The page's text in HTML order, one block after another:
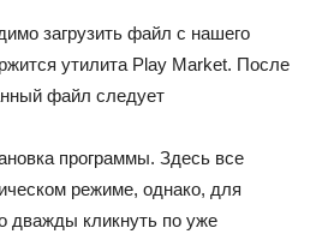
загрузить файл с нашего
утилита Play Market. После
файл следует
программы. Здесь все
режиме, однако, для
дважды кликнуть по уже